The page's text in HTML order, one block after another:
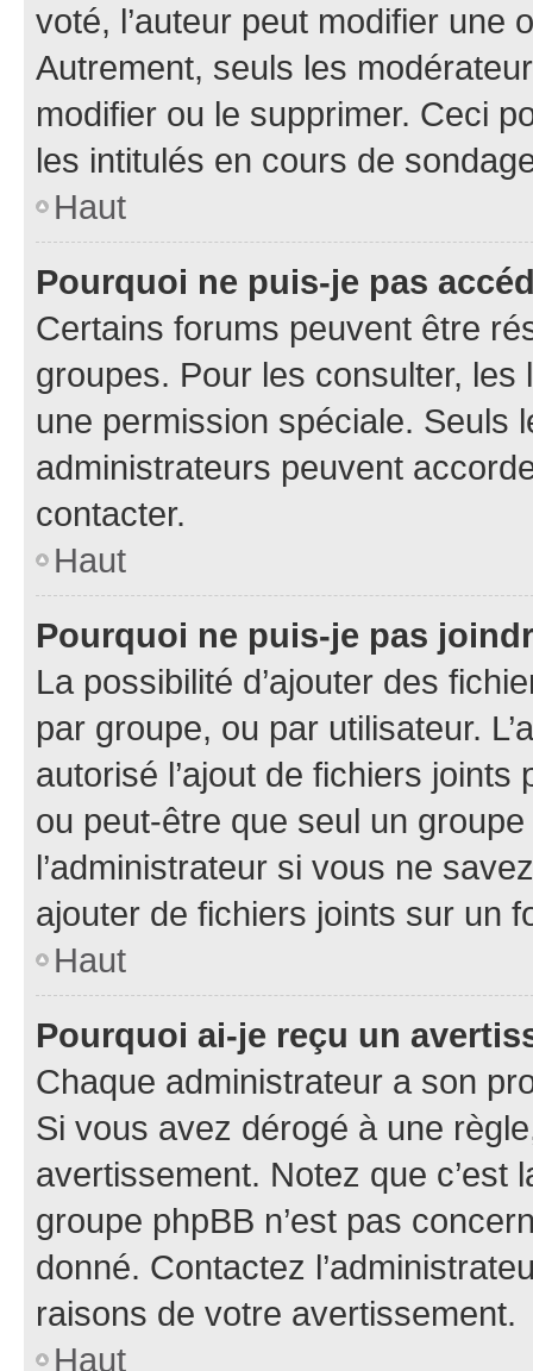
voté, l’auteur peut modifier une
Autrement, seuls les
modifier ou le supprimer. Ceci
les intitulés en cours de
Haut
Pourquoi ne puis-je pas
Certains forums peuvent être
groupes. Pour les consulter,
une permission spéciale. Seuls
administrateurs peuvent
contacter.
Haut
Pourquoi ne puis-je pas
La possibilité d’ajouter des
par groupe, ou par utilisateur.
autorisé l’ajout de fichiers
ou peut-être que seul un
l’administrateur si vous ne
ajouter de fichiers joints sur un
Haut
Pourquoi ai-je reçu un
Chaque administrateur a son
Si vous avez dérogé à une
avertissement. Notez que c’est
groupe phpBB n’est pas
donné. Contactez
raisons de votre avertissement.
Haut